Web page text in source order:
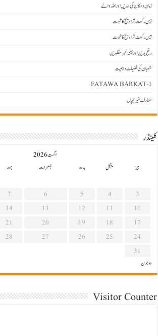
زمان و مکان کی حدیں اور اللہ والے
بیس رکعت تراویح کا ثبوت
بیس رکعت تراویح کا ثبوت
رفع یدین اور فتنہ غیرمقلدین
شعبان کی فضیلت و اہمیت
FATAWA BARKAT-1
معارف شیرنیپال
کلینڈر
اگست 2026
پیر
منگل بدھ جمعرات جمعہ
3
4
5
6
7
10
11
12
13
14
17
18
19
20
21
24
25
26
27
28
31
« جون
Visitor Counter